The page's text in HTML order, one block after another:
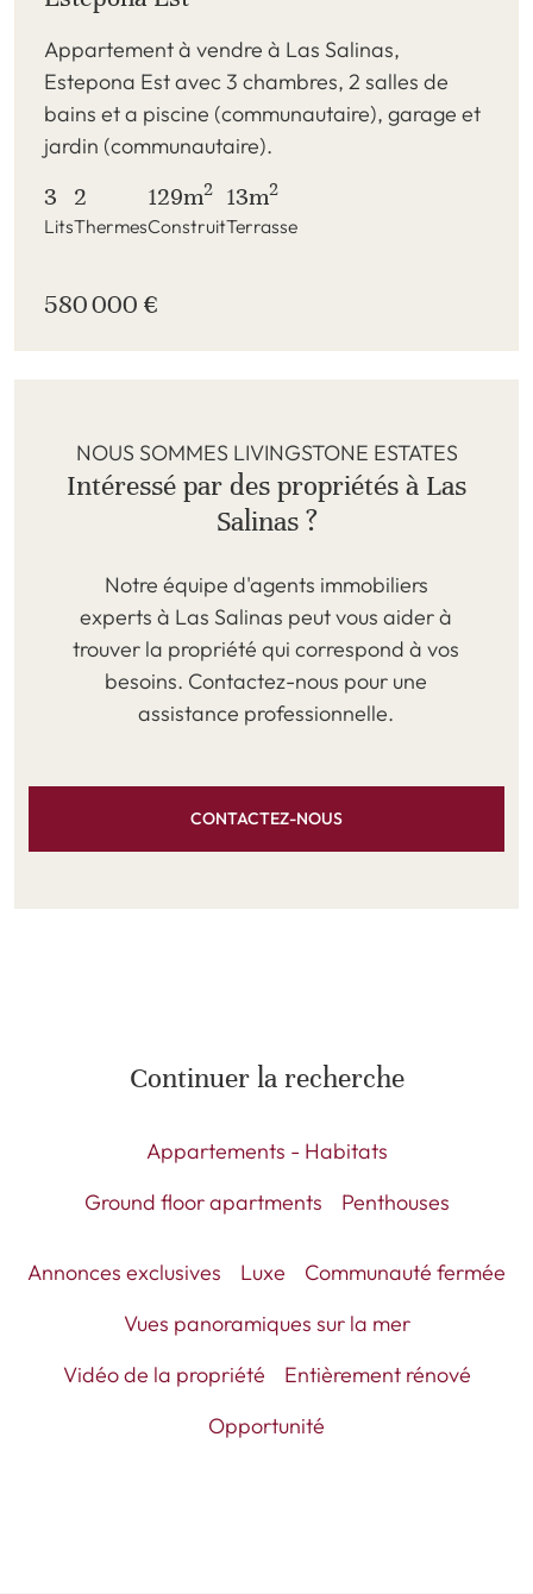
Appartement à vendre à Las Salinas,
Estepona Est avec 3 chambres, 2 salles de
bains et a piscine (communautaire), garage et
jardin (communautaire).
3
Lits
2
Thermes
129m2
Construit
13m2
Terrasse
580 000 €
NOUS SOMMES LIVINGSTONE ESTATES
Intéressé par des propriétés à Las
Salinas ?
Notre équipe d'agents immobiliers
experts à Las Salinas peut vous aider à
trouver la propriété qui correspond à vos
besoins. Contactez-nous pour une
assistance professionnelle.
CONTACTEZ-NOUS
Continuer la recherche
Appartements - Habitats
Ground floor apartments
Penthouses
Annonces exclusives Luxe
Communauté fermée
Vues panoramiques sur la mer
Vidéo de la propriété
Entièrement rénové
Opportunité